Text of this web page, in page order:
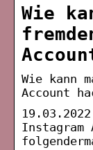
Wie
Wie kann
Account